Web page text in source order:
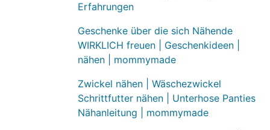
Erfahrungen
Geschenke über die sich Nähende
WIRKLICH freuen | Geschenkideen |
nähen | mommymade
Zwickel nähen | Wäschezwickel
Schrittfutter nähen | Unterhose Panties
Nähanleitung | mommymade